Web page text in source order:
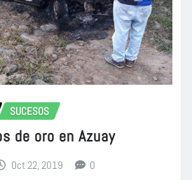
SUCESOS
de oro en Azuay
Oct 22, 2019 0